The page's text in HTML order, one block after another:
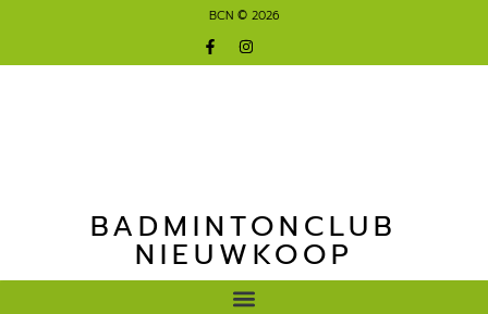
BCN © 2026
BADMINTONCLUB
NIEUWKOOP